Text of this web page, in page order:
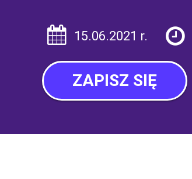
15.06.2021 r.
ZAPISZ SIĘ